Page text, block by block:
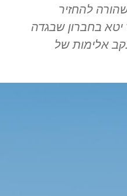
להחזיר
בחברון שבגדה
עקב אלימות של